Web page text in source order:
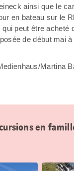
ainsi que le
en bateau sur le
peut être acheté
de début mai
Martina
en